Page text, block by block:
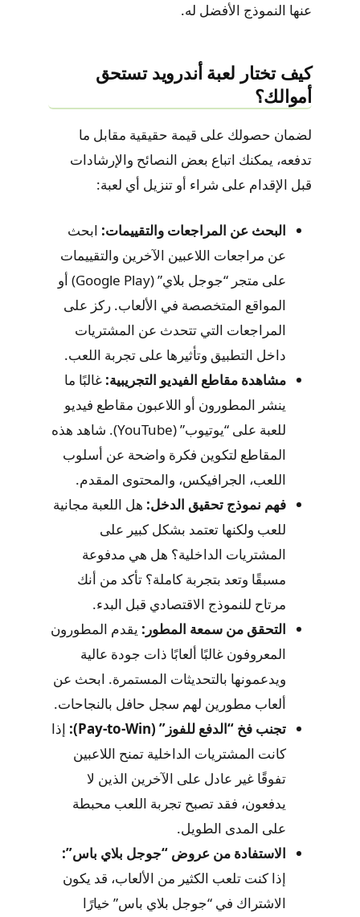
عنها النموذج الأفضل له.
كيف تختار لعبة أندرويد تستحق
أموالك؟
لضمان حصولك على قيمة حقيقية مقابل ما
تدفعه، يمكنك اتباع بعض النصائح والإرشادات
قبل الإقدام على شراء أو تنزيل أي لعبة:
البحث عن المراجعات والتقييمات: ابحث
عن مراجعات اللاعبين الآخرين والتقييمات
على متجر “جوجل بلاي” (Google Play) أو
المواقع المتخصصة في الألعاب. ركز على
المراجعات التي تتحدث عن المشتريات
داخل التطبيق وتأثيرها على تجربة اللعب.
مشاهدة مقاطع الفيديو التجريبية: غالبًا ما
ينشر المطورون أو اللاعبون مقاطع فيديو
للعبة على “يوتيوب” (YouTube). شاهد هذه
المقاطع لتكوين فكرة واضحة عن أسلوب
اللعب، الجرافيكس، والمحتوى المقدم.
فهم نموذج تحقيق الدخل: هل اللعبة مجانية
للعب ولكنها تعتمد بشكل كبير على
المشتريات الداخلية؟ هل هي مدفوعة
مسبقًا وتعد بتجربة كاملة؟ تأكد من أنك
مرتاح للنموذج الاقتصادي قبل البدء.
التحقق من سمعة المطور: يقدم المطورون
المعروفون غالبًا ألعابًا ذات جودة عالية
ويدعمونها بالتحديثات المستمرة. ابحث عن
ألعاب مطورين لهم سجل حافل بالنجاحات.
تجنب فخ “الدفع للفوز” (Pay-to-Win):
إذا
كانت المشتريات الداخلية تمنح اللاعبين
تفوقًا غير عادل على الآخرين الذين لا
يدفعون، فقد تصبح تجربة اللعب محبطة
على المدى الطويل.
الاستفادة من عروض “جوجل بلاي باس”:
إذا كنت تلعب الكثير من الألعاب، قد يكون
الاشتراك في “جوجل بلاي باس” خيارًا